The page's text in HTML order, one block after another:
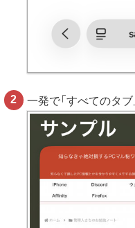
一発で「すべてのタブ